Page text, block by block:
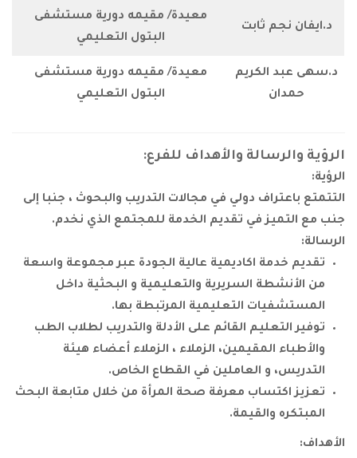
ثابت
معيدة/ مقيمه دورية مستشفى
البتول التعليمي
الكريم
معيدة/ مقيمه دورية مستشفى
البتول التعليمي
والأهداف للفرع:
دولي في مجالات التدريب والبحوث ، جنبا إلى
في تقديم الخدمة للمجتمع الذي نخدم.
اكاديمية عالية الجودة عبر مجموعة واسعة
السريرية والتعليمية و البحثية داخل
التعليمية المرتبطة بها.
القائم على الأدلة والتدريب لطلاب الطب
المقيمين، الزملاء ، الزملاء أعضاء هيئة
و العاملين في القطاع الخاص.
معرفة صحة المرأة من خلال متابعة البحث
والقيمة.